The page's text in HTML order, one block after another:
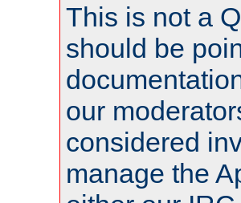
This is not a
should be
our
considered
manage the